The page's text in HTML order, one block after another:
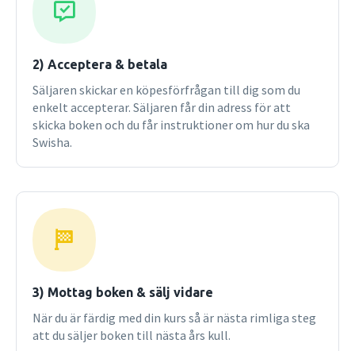
2) Acceptera & betala
Säljaren skickar en köpesförfrågan till dig som du
enkelt accepterar. Säljaren får din adress för att
skicka boken och du får instruktioner om hur du ska
Swisha.
3) Mottag boken & sälj vidare
När du är färdig med din kurs så är nästa rimliga steg
att du säljer boken till nästa års kull.